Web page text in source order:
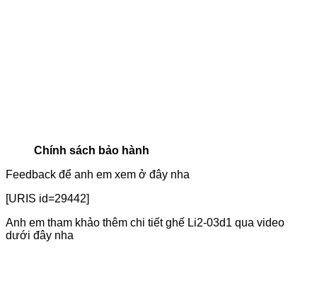
Chính sách bảo hành
Feedback để anh em xem ở đây nha
[URIS id=29442]
Anh em tham khảo thêm chi tiết ghế Li2-03d1 qua video
dưới đây nha